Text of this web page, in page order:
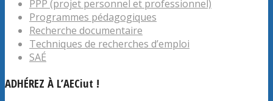
PPP (projet personnel et professionnel)
Programmes pédagogiques
Recherche documentaire
Techniques de recherches d’emploi
SAÉ
ADHÉREZ À L’AECiut !